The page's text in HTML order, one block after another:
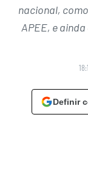
nacional,
APEE, e
Definir